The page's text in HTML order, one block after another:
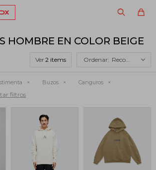
HOMBRE EN COLOR BEIGE
Ver Recomendados
Buzos
Canguros
filtros